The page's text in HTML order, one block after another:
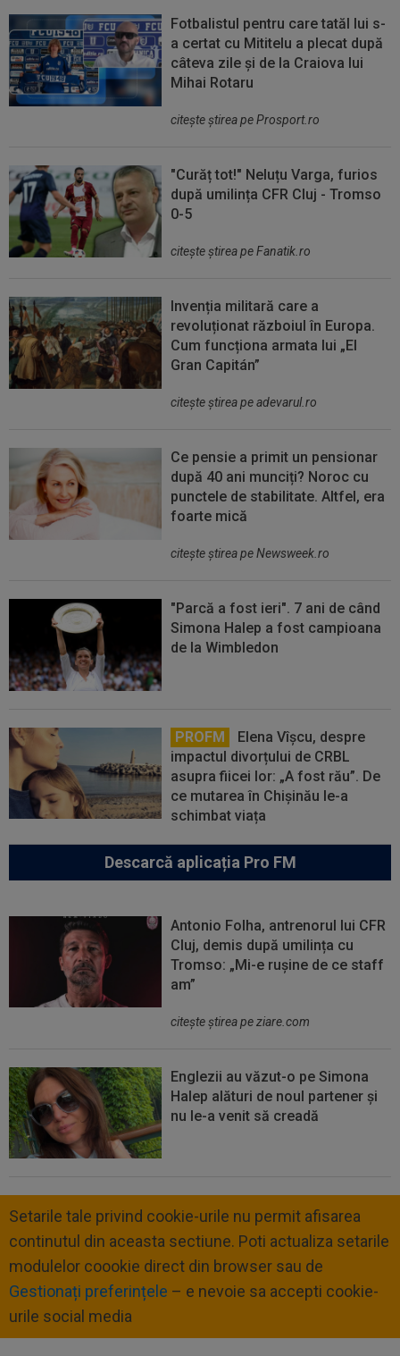
Fotbalistul pentru care tatăl lui s-
a certat cu Mititelu a plecat după
câteva zile și de la Craiova lui
Mihai Rotaru
citeşte ştirea pe Prosport.ro
"Curăț tot!" Neluțu Varga, furios
după umilința CFR Cluj - Tromso
0-5
citeşte ştirea pe Fanatik.ro
Invenția militară care a
revoluționat războiul în Europa.
Cum funcționa armata lui „El
Gran Capitán”
citeşte ştirea pe adevarul.ro
Ce pensie a primit un pensionar
după 40 ani munciți? Noroc cu
punctele de stabilitate. Altfel, era
foarte mică
citeşte ştirea pe Newsweek.ro
"Parcă a fost ieri". 7 ani de când
Simona Halep a fost campioana
de la Wimbledon
PROFM
Elena Vîșcu, despre
impactul divorțului de CRBL
asupra fiicei lor: „A fost rău”. De
ce mutarea în Chișinău le-a
schimbat viața
Descarcă aplicația Pro FM
Antonio Folha, antrenorul lui CFR
Cluj, demis după umilința cu
Tromso: „Mi-e rușine de ce staff
am”
citeşte ştirea pe ziare.com
Englezii au văzut-o pe Simona
Halep alături de noul partener și
nu le-a venit să creadă
Setarile tale privind cookie-urile nu permit afisarea
continutul din aceasta sectiune. Poti actualiza setarile
modulelor coookie direct din browser sau de
Gestionați preferințele – e nevoie sa accepti cookie-
urile social media